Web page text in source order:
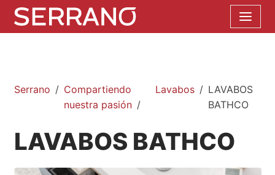
Serrano
Compartiendo
nuestra pasión
Lavabos
LAVABOS
BATHCO
LAVABOS BATHCO